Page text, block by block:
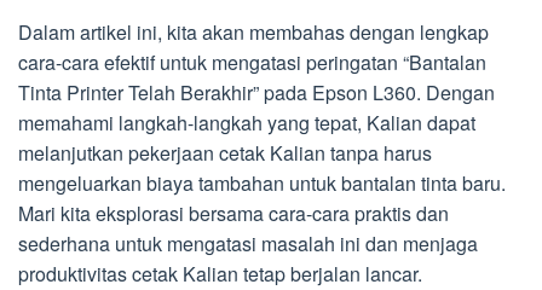
Dalam artikel ini, kita akan membahas dengan lengkap
cara-cara efektif untuk mengatasi peringatan “Bantalan
Tinta Printer Telah Berakhir” pada Epson L360. Dengan
memahami langkah-langkah yang tepat, Kalian dapat
melanjutkan pekerjaan cetak Kalian tanpa harus
mengeluarkan biaya tambahan untuk bantalan tinta baru.
Mari kita eksplorasi bersama cara-cara praktis dan
sederhana untuk mengatasi masalah ini dan menjaga
produktivitas cetak Kalian tetap berjalan lancar.